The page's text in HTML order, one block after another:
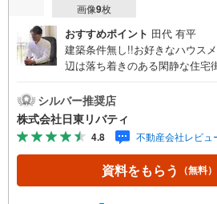
画像9枚
おすすめポイント 田代 有平
建築条件無し!!お好きなハウス
辺は落ち着きのある閑静な住宅
くの日東リバティへ!!チラシや
件もご紹介できます。広島市内
東広島まで6000物件の豊富な情
住む家を見て納得して買いたい
の長所や短所を現地でご確認
わせ下さい。TV電話やLINE等
シルバー推奨店
株式会社日東リバティ
4.8 不動産会社レビュ
資料をもらう （無料）